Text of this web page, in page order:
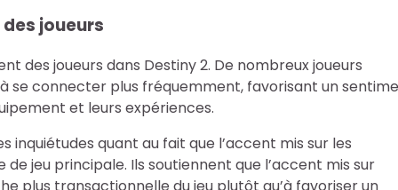
joueurs
des joueurs dans Destiny 2. De nombreux joueurs
se connecter plus fréquemment, favorisant un
et leurs expériences.
quant au fait que l’accent mis sur les
jeu principale. Ils soutiennent que l’accent mis sur
plus transactionnelle du jeu plutôt qu’à favoriser un